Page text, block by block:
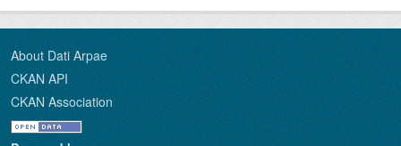
About Dati Arpae
CKAN API
CKAN Association